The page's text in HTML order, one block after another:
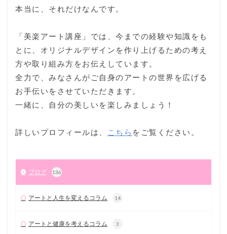
本当に、それだけなんです。
「美楽アート講座」では、今までの経験や知識をも
とに、オリジナルデザインを作り上げるための考え
方や取り組み方をお伝えしています。
全力で、みなさんがご自身のアートの世界を広げる
お手伝いをさせていただきます。
一緒に、自分の美しいを楽しみましょう！
詳しいプロフィールは、 こちら をご覧ください。
ブログ 136
アートと人生を変えるコラム 14
アートと健康を考えるコラム 3